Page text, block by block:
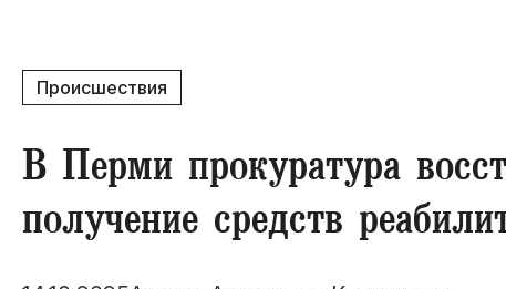
Происшествия
​В Перми прокуратура
получение средств